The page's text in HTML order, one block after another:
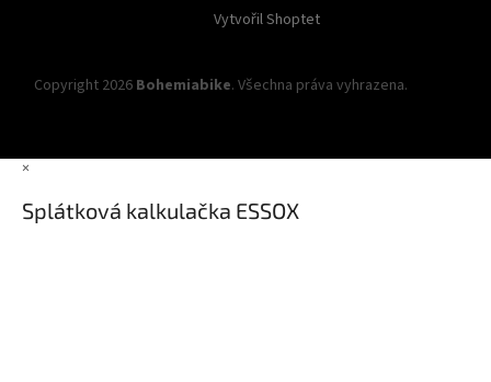
Vytvořil Shoptet
Copyright 2026 Bohemiabike. Všechna práva vyhrazena.
×
Splátková kalkulačka ESSOX